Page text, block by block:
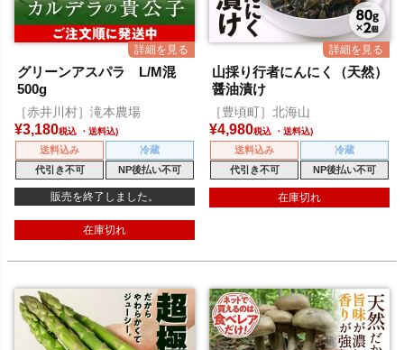
グリーンアスパラ L/M混
500g
［赤井川村］滝本農場
¥3,180税込
送料込み
冷蔵
代引き不可
NP後払い不可
販売を終了しました。
在庫切れ
山採り行者にんにく（天然）
醤油漬け
［豊頃町］北海山
¥4,980税込
送料込み
冷蔵
代引き不可
NP後払い不可
在庫切れ